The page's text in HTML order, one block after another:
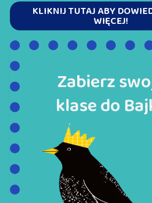
KLIKNIJ TUTAJ ABY
WIĘCEJ!
Zabierz
klase do